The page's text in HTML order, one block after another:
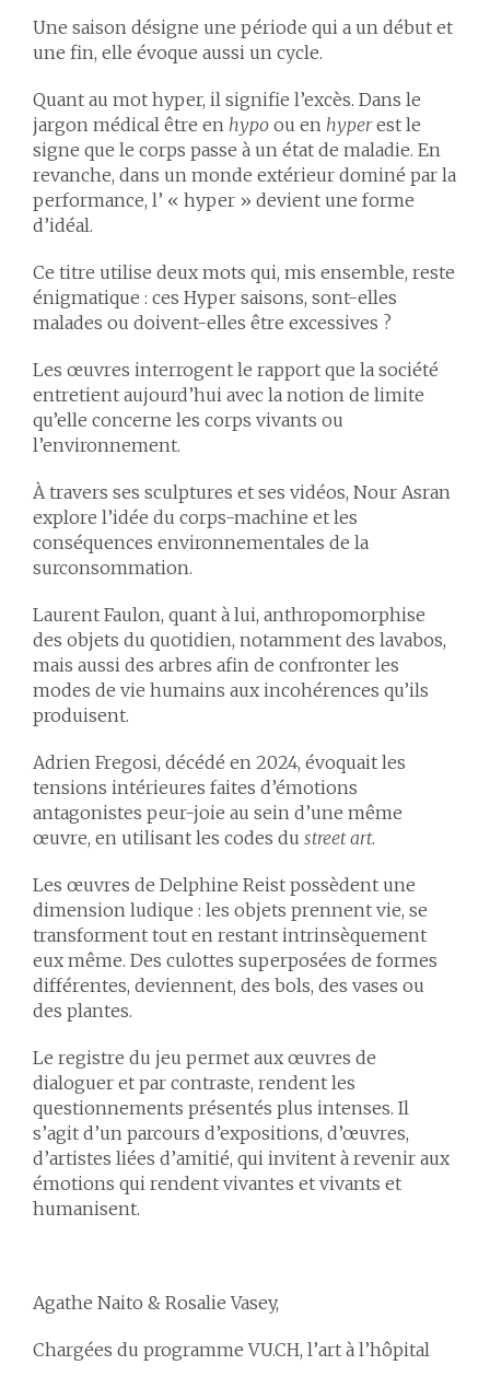
Une saison désigne une période qui a un début et
une fin, elle évoque aussi un cycle.
Quant au mot hyper, il signifie l’excès. Dans le
jargon médical être en hypo ou en hyperest le
signe que le corps passe à un état de maladie. En
revanche, dans un monde extérieur dominé par la
performance, l’ « hyper » devient une forme
d’idéal.
Ce titre utilise deux mots qui, mis ensemble, reste
énigmatique : ces Hyper saisons, sont-elles
malades ou doivent-elles être excessives ?
Les œuvres interrogent le rapport que la société
entretient aujourd’hui avec la notion de limite
qu’elle concerne les corps vivants ou
l’environnement.
À travers ses sculptures et ses vidéos, Nour Asran
explore l’idée du corps-machine et les
conséquences environnementales de la
surconsommation.
Laurent Faulon, quant à lui, anthropomorphise
des objets du quotidien, notamment des lavabos,
mais aussi des arbres afin de confronter les
modes de vie humains aux incohérences qu’ils
produisent.
Adrien Fregosi, décédé en 2024, évoquait les
tensions intérieures faites d’émotions
antagonistes peur-joie au sein d’une même
œuvre, en utilisant les codes du street art.
Les œuvres de Delphine Reist possèdent une
dimension ludique : les objets prennent vie, se
transforment tout en restant intrinsèquement
eux même. Des culottes superposées de formes
différentes, deviennent, des bols, des vases ou
des plantes.
Le registre du jeu permet aux œuvres de
dialoguer et par contraste, rendent les
questionnements présentés plus intenses. Il
s’agit d’un parcours d’expositions, d’œuvres,
d’artistes liées d’amitié, qui invitent à revenir aux
émotions qui rendent vivantes et vivants et
humanisent.
Agathe Naito & Rosalie Vasey,
Chargées du programme VU.CH, l’art à l’hôpital